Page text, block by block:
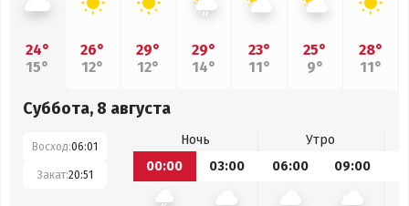
24°
15°
26°
12°
29°
12°
29°
14°
23°
11°
25°
9°
28°
11°
Суббота, 8 августа
Восход:06:01
Закат:20:51
Ночь
Утро
00:00
03:00 06:00 09:00